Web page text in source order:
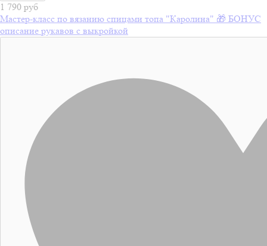
1 790 руб
Мастер-класс по вязанию спицами топа "Каролина" 🎁 БОНУС
описание рукавов с выкройкой